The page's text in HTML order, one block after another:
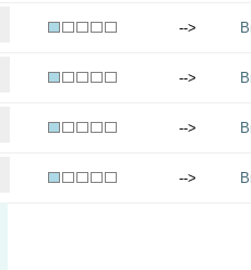
-->
-->
-->
-->